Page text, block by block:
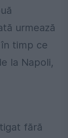
urmează
timp ce
la Napoli,
fără